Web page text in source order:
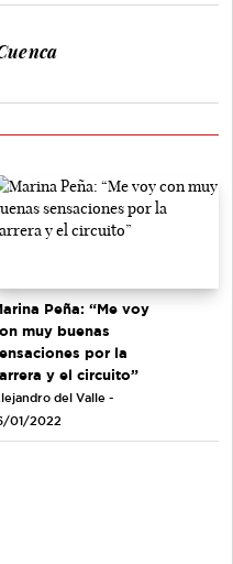
Peña: “Me voy
muy buenas
por la
y el circuito”
del Valle -
01/2022